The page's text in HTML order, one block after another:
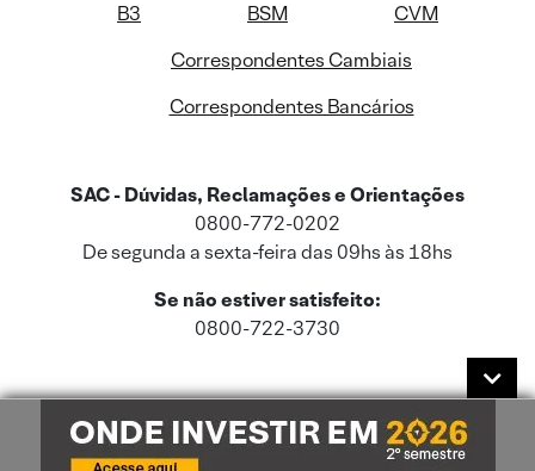
B3 BSM
CVM
Correspondentes Cambiais
Correspondentes Bancários
SAC - Dúvidas, Reclamações e Orientações
0800-772-0202
De segunda a sexta-feira das 09hs às 18hs
Se não estiver satisfeito:
0800-722-3730
Este site usa cookies e dados pessoais de acordo com a nossaPolítica de
Cookies
e a nossaPolítica de Privacidade.